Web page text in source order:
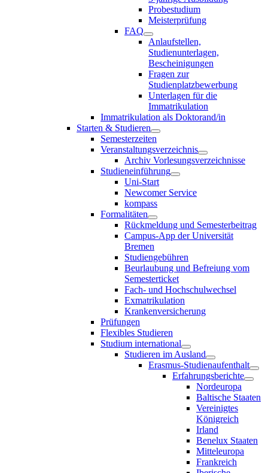
Probestudium
Meisterprüfung
FAQ
Anlaufstellen,
Studienunterlagen,
Bescheinigungen
Fragen zur
Studienplatzbewerbung
Unterlagen für die
Immatrikulation
Immatrikulation als Doktorand/in
Starten & Studieren
Semesterzeiten
Veranstaltungsverzeichnis
Archiv Vorlesungsverzeichnisse
Studieneinführung
Uni-Start
Newcomer Service
kompass
Formalitäten
Rückmeldung und Semesterbeitrag
Campus-App der Universität
Bremen
Studiengebühren
Beurlaubung und Befreiung vom
Semesterticket
Fach- und Hochschulwechsel
Exmatrikulation
Krankenversicherung
Prüfungen
Flexibles Studieren
Studium international
Studieren im Ausland
Erasmus-Studienaufenthalt
Erfahrungsberichte
Nordeuropa
Baltische Staaten
Vereinigtes
Königreich
Irland
Benelux Staaten
Mitteleuropa
Frankreich